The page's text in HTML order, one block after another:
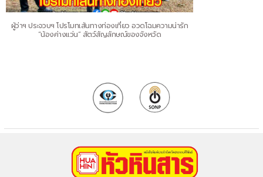
ผู้ว่าฯ ประจวบฯ โปรโมทเส้นทางท่องเที่ยว อวดโฉมความน่ารัก
“น้องค่างแว่น” สัตว์สัญลักษณ์ของจังหวัด